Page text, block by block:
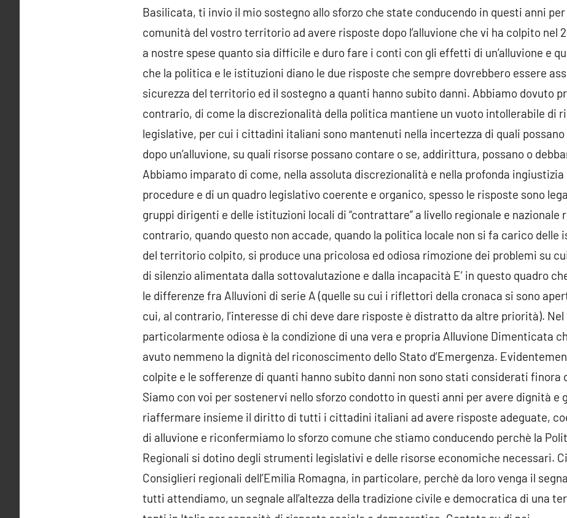
Basilicata, ti invio il mio sostegno allo sforzo che state conducendo in questi anni
comunità del vostro territorio ad avere risposte dopo l’alluvione che vi ha colpito nel
a nostre spese quanto sia difficile e duro fare i conti con gli effetti di un’alluvione e
che la politica e le istituzioni diano le due risposte che sempre dovrebbero essere
sicurezza del territorio ed il sostegno a quanti hanno subito danni. Abbiamo dovuto
contrario, di come la discrezionalità della politica mantiene un vuoto intollerabile di
legislative, per cui i cittadini italiani sono mantenuti nella incertezza di quali
dopo un’alluvione, su quali risorse possano contare o se, addirittura, possano o
Abbiamo imparato di come, nella assoluta discrezionalità e nella profonda ingiustizia
procedure e di un quadro legislativo coerente e organico, spesso le risposte sono
gruppi dirigenti e delle istituzioni locali di “contrattare” a livello regionale e nazionale
contrario, quando questo non accade, quando la politica locale non si fa carico delle
del territorio colpito, si produce una pricolosa ed odiosa rimozione dei problemi su
di silenzio alimentata dalla sottovalutazione e dalla incapacità E’ in questo quadro
le differenze fra Alluvioni di serie A (quelle su cui i riflettori della cronaca si sono
cui, al contrario, l’interesse di chi deve dare risposte è distratto da altre priorità).
particolarmente odiosa è la condizione di una vera e propria Alluvione Dimenticata
avuto nemmeno la dignità del riconoscimento dello Stato d’Emergenza.
colpite e le sofferenze di quanti hanno subito danni non sono stati considerati finora
Siamo con voi per sostenervi nello sforzo condotto in questi anni per avere dignità e
riaffermare insieme il diritto di tutti i cittadini italiani ad avere risposte adeguate,
di alluvione e riconfermiamo lo sforzo comune che stiamo conducendo perchè la
Regionali si dotino degli strumenti legislativi e delle risorse economiche necessari.
Consiglieri regionali dell’Emilia Romagna, in particolare, perchè da loro venga il
tutti attendiamo, un segnale all’altezza della tradizione civile e democratica di una